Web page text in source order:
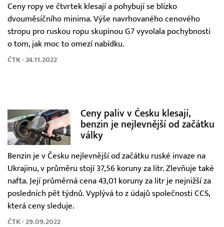
Ceny ropy ve čtvrtek klesají a pohybují se blízko
dvouměsíčního minima. Výše navrhovaného cenového
stropu pro ruskou ropu skupinou G7 vyvolala pochybnosti
o tom, jak moc to omezí nabídku.
ČTK - 24.11.2022
Ceny paliv v Česku klesají,
benzin je nejlevnější od začátku
války
Benzin je v Česku nejlevnější od začátku ruské invaze na
Ukrajinu, v průměru stojí 37,56 koruny za litr. Zlevňuje také
nafta. Její průměrná cena 43,01 koruny za litr je nejnižší za
posledních pět týdnů. Vyplývá to z údajů společnosti CCS,
která ceny sleduje.
ČTK - 29.09.2022